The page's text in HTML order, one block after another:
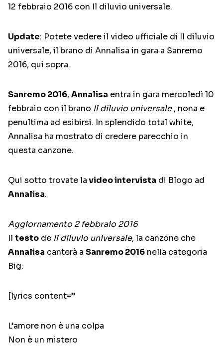
12 febbraio 2016 con Il diluvio universale.
Update: Potete vedere il video ufficiale di Il diluvio
universale, il brano di Annalisa in gara a Sanremo
2016, qui sopra.
Sanremo 2016, Annalisa entra in gara mercoledì 10
febbraio con il brano Il diluvio universale, nona e
penultima ad esibirsi. In splendido total white,
Annalisa ha mostrato di credere parecchio in
questa canzone.
Qui sotto trovate lavideo intervista di Blogo ad
Annalisa.
Aggiornamento 2 febbraio 2016
Il testo de Il diluvio universale, la canzone che
Annalisa canterà a Sanremo 2016 nella categoria
Big:
[lyrics content=”
L’amore non è una colpa
Non è un mistero